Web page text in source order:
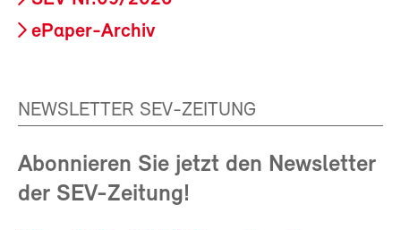
ePaper-Archiv
NEWSLETTER SEV-ZEITUNG
Abonnieren Sie jetzt den Newsletter
der SEV-Zeitung!